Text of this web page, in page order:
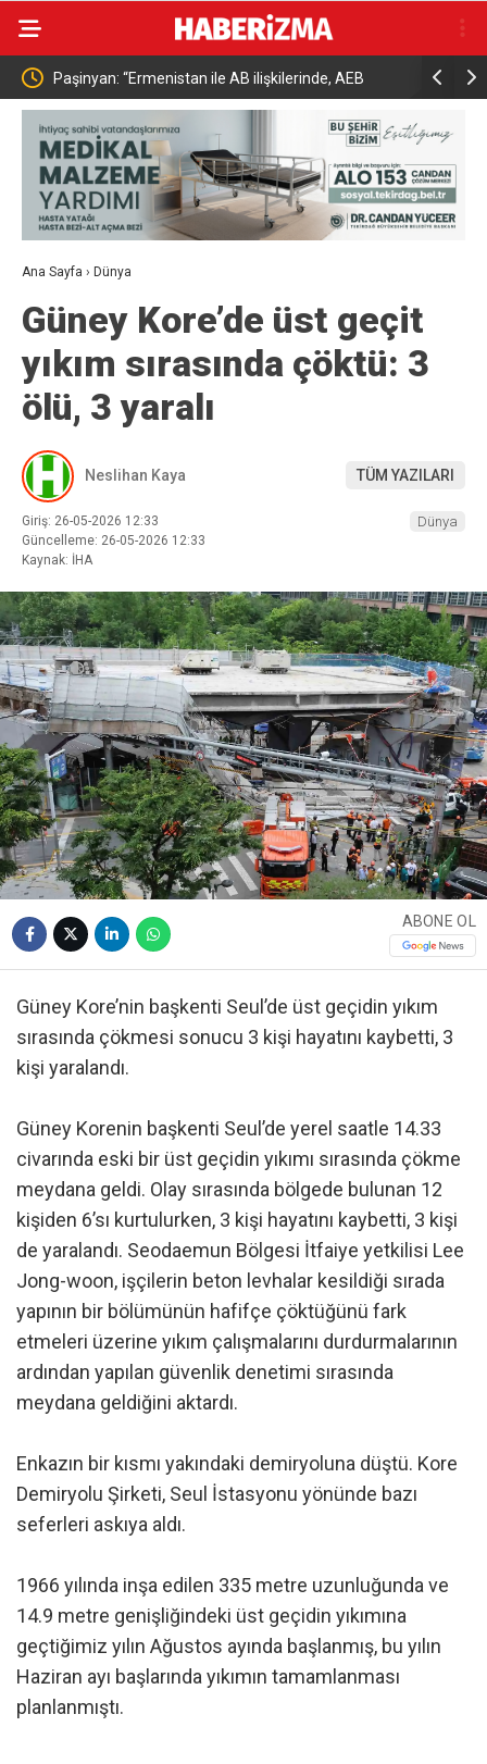
Paşinyan: “Ermenistan ile AB ilişkilerinde, AEB
içindeki ve kapsamındaki ilişkilerde sahip olduğumuz
statüye aykırı gelen herhangi bir hukuki, ekonomik
ya da siyasi yükümlülük yoktur”
Bakan
Ana Sayfa › Dünya
Güney Kore’de üst geçit
yıkım sırasında çöktü: 3
ölü, 3 yaralı
Neslihan Kaya TÜM YAZILARI
Giriş: 26-05-2026 12:33
Güncelleme: 26-05-2026 12:33
Kaynak: İHA
Dünya
ABONE OL
Güney Kore’nin başkenti Seul’de üst geçidin yıkım
sırasında çökmesi sonucu 3 kişi hayatını kaybetti, 3
kişi yaralandı.
Güney Korenin başkenti Seul’de yerel saatle 14.33
civarında eski bir üst geçidin yıkımı sırasında çökme
meydana geldi. Olay sırasında bölgede bulunan 12
kişiden 6’sı kurtulurken, 3 kişi hayatını kaybetti, 3 kişi
de yaralandı. Seodaemun Bölgesi İtfaiye yetkilisi Lee
Jong-woon, işçilerin beton levhalar kesildiği sırada
yapının bir bölümünün hafifçe çöktüğünü fark
etmeleri üzerine yıkım çalışmalarını durdurmalarının
ardından yapılan güvenlik denetimi sırasında
meydana geldiğini aktardı.
Enkazın bir kısmı yakındaki demiryoluna düştü. Kore
Demiryolu Şirketi, Seul İstasyonu yönünde bazı
seferleri askıya aldı.
1966 yılında inşa edilen 335 metre uzunluğunda ve
14.9 metre genişliğindeki üst geçidin yıkımına
geçtiğimiz yılın Ağustos ayında başlanmış, bu yılın
Haziran ayı başlarında yıkımın tamamlanması
planlanmıştı.